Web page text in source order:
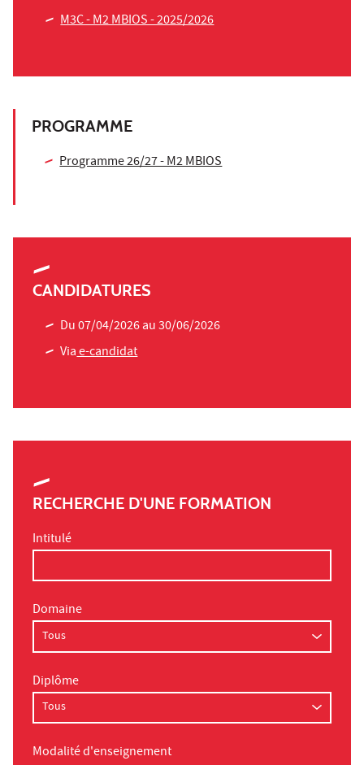
M3C - M2 MBIOS - 2025/2026
PROGRAMME
Programme 26/27 - M2 MBIOS
CANDIDATURES
Du 07/04/2026 au 30/06/2026
Viae-candidat
RECHERCHE D'UNE FORMATION
Intitulé
Domaine
Diplôme
Modalité d'enseignement